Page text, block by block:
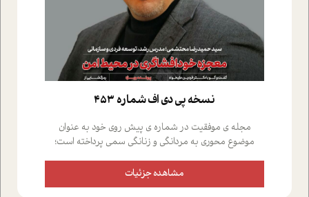
نسخه پي دي اف شماره 453
مجله ی موفقیت در شماره ی پیش روی خود به عنوان
موضوع محوری به مردانگی و زنانگی سمی پرداخته است؛
علیخواه، جامعه شناس در بخش های مختلف تلاش کرده ایم
از دریچه های گوناگون به این موضوع مهم بپردازیم.فصل
مشاهده جزئیات